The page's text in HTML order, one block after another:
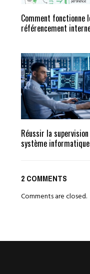
Comment fonctionne
référencement
Réussir la
système informatique
2 COMMENTS
Comments are closed.